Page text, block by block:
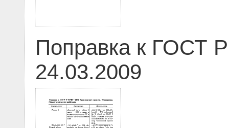
Поправка к ГОСТ
24.03.2009